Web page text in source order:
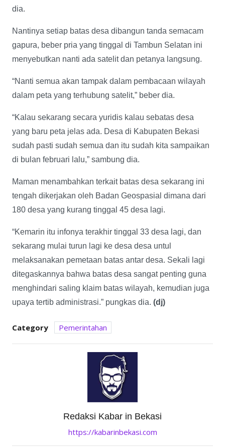
dia.
Nantinya setiap batas desa dibangun tanda semacam
gapura, beber pria yang tinggal di Tambun Selatan ini
menyebutkan nanti ada satelit dan petanya langsung.
“Nanti semua akan tampak dalam pembacaan wilayah
dalam peta yang terhubung satelit,” beber dia.
“Kalau sekarang secara yuridis kalau sebatas desa
yang baru peta jelas ada. Desa di Kabupaten Bekasi
sudah pasti sudah semua dan itu sudah kita sampaikan
di bulan februari lalu,” sambung dia.
Maman menambahkan terkait batas desa sekarang ini
tengah dikerjakan oleh Badan Geospasial dimana dari
180 desa yang kurang tinggal 45 desa lagi.
“Kemarin itu infonya terakhir tinggal 33 desa lagi, dan
sekarang mulai turun lagi ke desa desa untul
melaksanakan pemetaan batas antar desa. Sekali lagi
ditegaskannya bahwa batas desa sangat penting guna
menghindari saling klaim batas wilayah, kemudian juga
upaya tertib administrasi.” pungkas dia. (dj)
Category Pemerintahan
Redaksi Kabar in Bekasi
https://kabarinbekasi.com